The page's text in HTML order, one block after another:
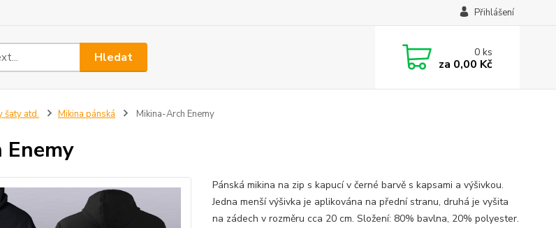
Přihlášení
Hledat 0ks
za 0,00 Kč
šaty atd. Mikina pánská Mikina-Arch Enemy
Pánská mikina na zip s kapucí v černé barvě s kapsami a výšivkou.
Jedna menší výšivka je aplikována na přední stranu, druhá je vyšita
na zádech v rozměru cca 20 cm. Složení: 80% bavlna, 20% polyester.